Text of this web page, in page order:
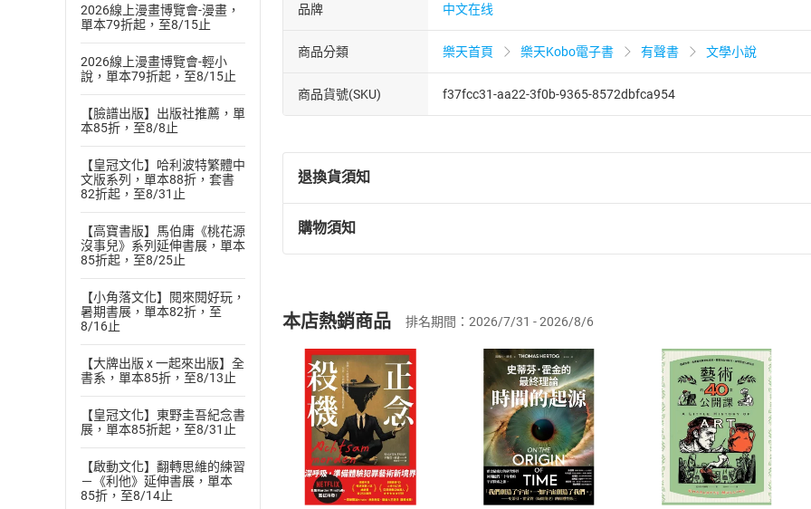
2026線上漫畫博覽會-漫畫，
單本79折起，至8/15止
2026線上漫畫博覽會-輕小
說，單本79折起，至8/15止
【臉譜出版】出版社推薦，單
本85折，至8/8止
【皇冠文化】哈利波特繁體中
文版系列，單本88折，套書
82折起，至8/31止
【高寶書版】馬伯庸《桃花源
沒事兒》系列延伸書展，單本
85折起，至8/25止
【小角落文化】閱來閱好玩，
暑期書展，單本82折，至
8/16止
【大牌出版 x 一起來出版】全
書系，單本85折，至8/13止
【皇冠文化】東野圭吾紀念書
展，單本85折起，至8/31止
【啟動文化】翻轉思維的練習
－《利他》延伸書展，單本
85折，至8/14止
品牌 中文在线
商品分類 樂天首頁 樂天Kobo電子書 有聲書 文學小說
商品貨號(SKU) f37fcc31-aa22-3f0b-9365-8572dbfca954
退換貨須知
退換貨規定：
(一)依消費者保護法第19條第1項後段暨通訊交易解除權合理例外情事適用
(二)消費者訂購本店鋪之商品即代表知悉本店鋪所銷售之商品為電子書，
且已下載/存取電子書，不得請求退貨退款。
退貨方式：您欲取消訂單或辦理退貨時，請登入樂天市場，並於「我的訂單
貨」，本店鋪將依您的申請進行審核，待審核通過後將為您辦理退款事宜。
請注意，樂天市場須以整筆訂單為單位進行取消/退貨，恕無法以單支商品取
購物須知
挑選商品
Choose
放入購物車
Shopping cart
登入帳號
Login
購書後，如何開始使用？
Step1.選擇閱讀載具 Step2.登入
本店熱銷商品 排名期間：2026/7/31 - 2026/8/6